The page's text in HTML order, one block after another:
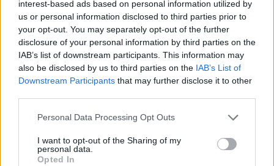
interest-based ads based on personal information utilized by
us or personal information disclosed to third parties prior to
your opt-out. You may separately opt-out of the further
disclosure of your personal information by third parties on the
IAB’s list of downstream participants. This information may
also be disclosed by us to third parties on the IAB’s List of
Downstream Participants that may further disclose it to other
Personal Data Processing Opt Outs
I want to opt-out of the Sharing of my
personal data.
Opted In
Kuinka nopeasti Virginiassa tulee pimeä
Virginiassa on hämärää vielä28 minuuttiaauringonlaskun
jälkeen ja aamu alkaa sarastaa saman verran ennen
auringonnousua. Auringon laskettua Virginiassa tulee pimeä
nopeammin kuin Suomessa, ero Etelä-Suomeen on 29
minuuttia. Yleisesti ottaen, hämärän aika on sitä lyhyempi,
mitä lähempänä päiväntasaajaa ollaan.